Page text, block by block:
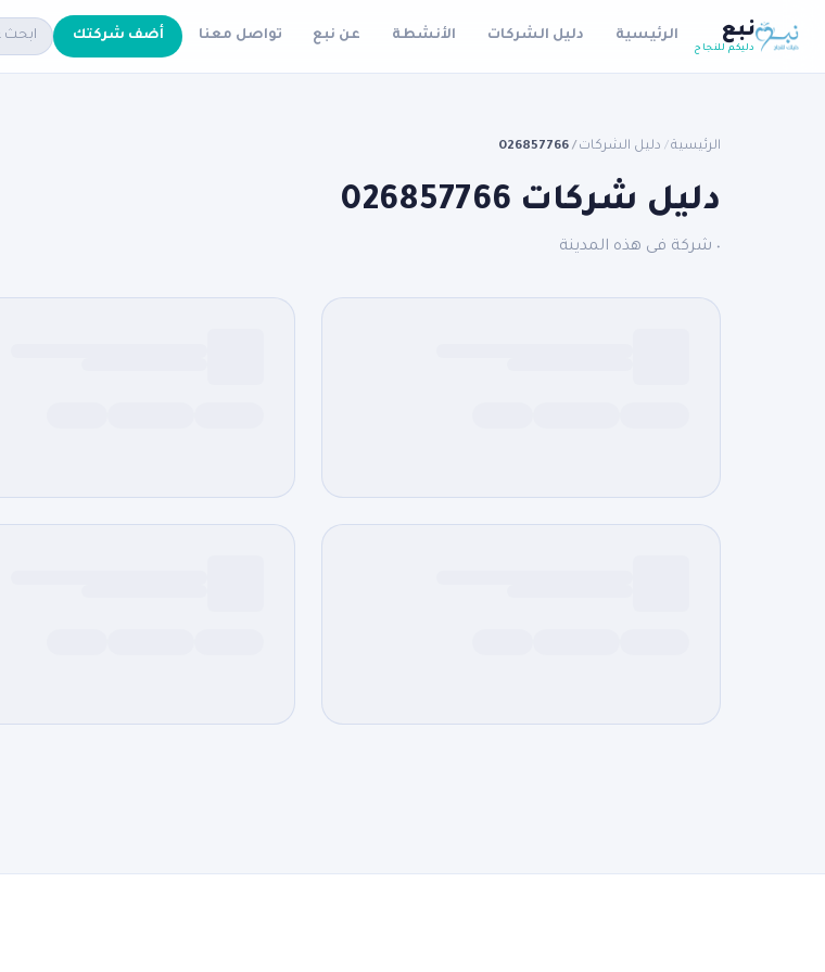
نبع
دليكم للنجاح
الرئيسية دليل الشركات الأنشطة عن نبع تواصل معنا أضف شركتك
الرئيسية/ دليل الشركات /
026857766
دليل شركات 026857766
٠ شركة فى هذه المدينة